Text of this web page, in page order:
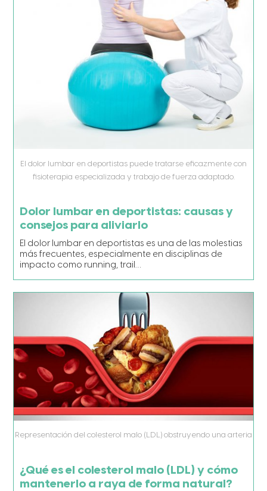
El dolor lumbar en deportistas puede tratarse eficazmente con
fisioterapia especializada y trabajo de fuerza adaptado.
Dolor lumbar en deportistas: causas y
consejos para aliviarlo
El dolor lumbar en deportistas es una de las molestias
más frecuentes, especialmente en disciplinas de
impacto como running, trail…
Representación del colesterol malo (LDL) obstruyendo una arteria
¿Qué es el colesterol malo (LDL) y cómo
mantenerlo a raya de forma natural?